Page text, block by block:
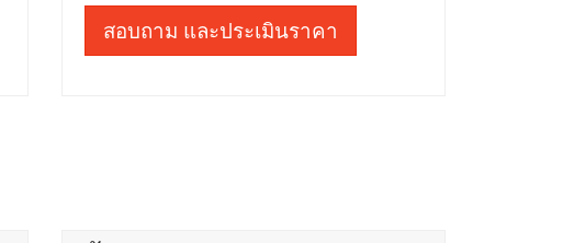
สอบถาม และประเมินราคา